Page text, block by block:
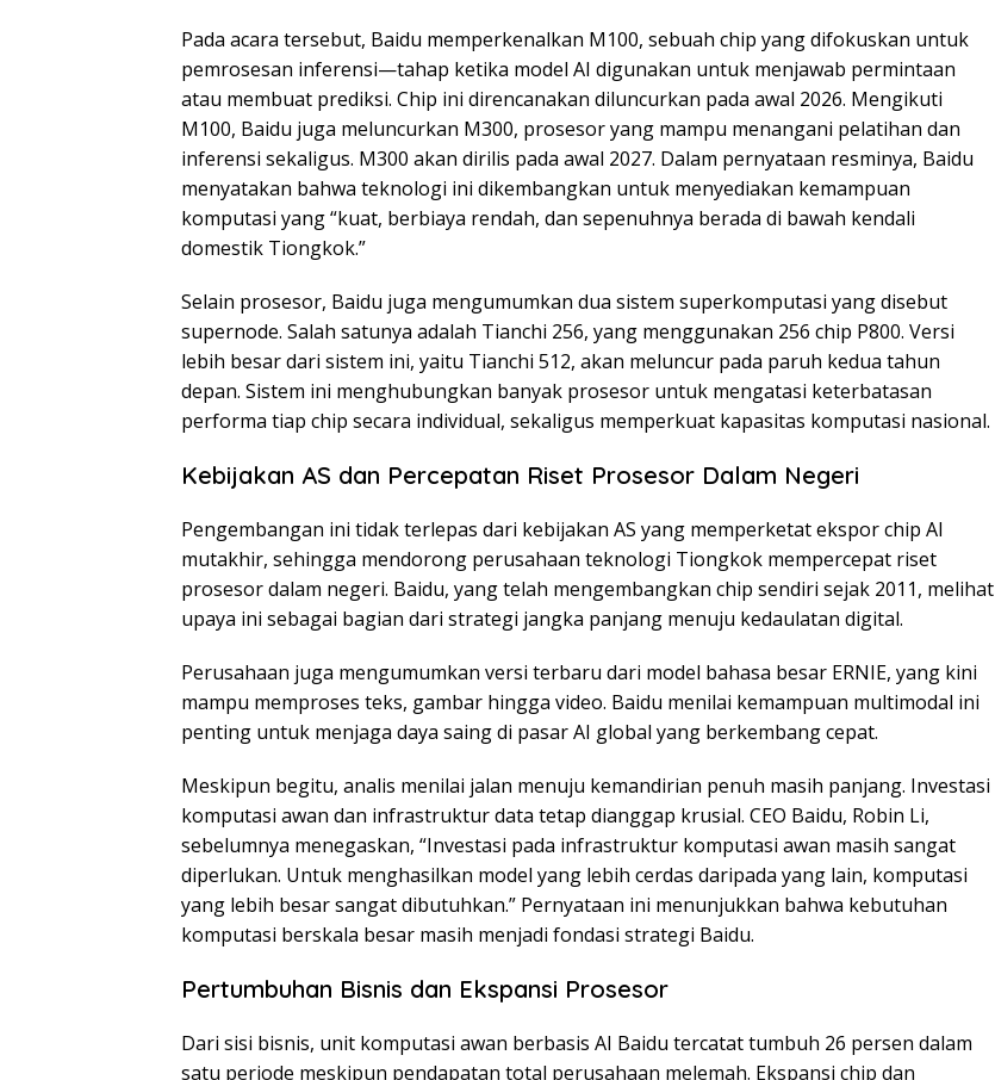
Pada acara tersebut, Baidu memperkenalkan M100, sebuah chip yang difokuskan untuk
pemrosesan inferensi—tahap ketika model AI digunakan untuk menjawab permintaan
atau membuat prediksi. Chip ini direncanakan diluncurkan pada awal 2026. Mengikuti
M100, Baidu juga meluncurkan M300, prosesor yang mampu menangani pelatihan dan
inferensi sekaligus. M300 akan dirilis pada awal 2027. Dalam pernyataan resminya, Baidu
menyatakan bahwa teknologi ini dikembangkan untuk menyediakan kemampuan
komputasi yang “kuat, berbiaya rendah, dan sepenuhnya berada di bawah kendali
domestik Tiongkok.”
Selain prosesor, Baidu juga mengumumkan dua sistem superkomputasi yang disebut
supernode. Salah satunya adalah Tianchi 256, yang menggunakan 256 chip P800. Versi
lebih besar dari sistem ini, yaitu Tianchi 512, akan meluncur pada paruh kedua tahun
depan. Sistem ini menghubungkan banyak prosesor untuk mengatasi keterbatasan
performa tiap chip secara individual, sekaligus memperkuat kapasitas komputasi nasional.
Kebijakan AS dan Percepatan Riset Prosesor Dalam Negeri
Pengembangan ini tidak terlepas dari kebijakan AS yang memperketat ekspor chip AI
mutakhir, sehingga mendorong perusahaan teknologi Tiongkok mempercepat riset
prosesor dalam negeri. Baidu, yang telah mengembangkan chip sendiri sejak 2011, melihat
upaya ini sebagai bagian dari strategi jangka panjang menuju kedaulatan digital.
Perusahaan juga mengumumkan versi terbaru dari model bahasa besar ERNIE, yang kini
mampu memproses teks, gambar hingga video. Baidu menilai kemampuan multimodal ini
penting untuk menjaga daya saing di pasar AI global yang berkembang cepat.
Meskipun begitu, analis menilai jalan menuju kemandirian penuh masih panjang. Investasi
komputasi awan dan infrastruktur data tetap dianggap krusial. CEO Baidu, Robin Li,
sebelumnya menegaskan, “Investasi pada infrastruktur komputasi awan masih sangat
diperlukan. Untuk menghasilkan model yang lebih cerdas daripada yang lain, komputasi
yang lebih besar sangat dibutuhkan.” Pernyataan ini menunjukkan bahwa kebutuhan
komputasi berskala besar masih menjadi fondasi strategi Baidu.
Pertumbuhan Bisnis dan Ekspansi Prosesor
Dari sisi bisnis, unit komputasi awan berbasis AI Baidu tercatat tumbuh 26 persen dalam
satu periode meskipun pendapatan total perusahaan melemah. Ekspansi chip dan